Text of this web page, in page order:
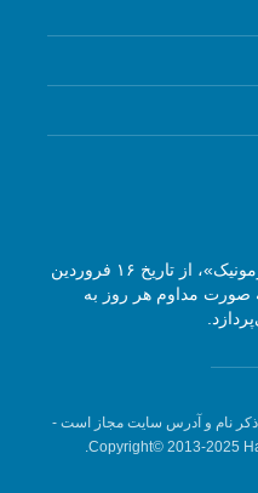
مجله آنلاین موسیقی «گفتگوی هارمونیک»، از تاریخ ۱۶ فروردین
به صورت مداوم هر روز به
ذکر نام و آدرس سایت مجاز است -
Copyright© 2013-2025